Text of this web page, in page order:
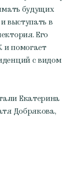
будущих
выступать в
Его
и помогает
с видом
Екатерина
Добрякова,